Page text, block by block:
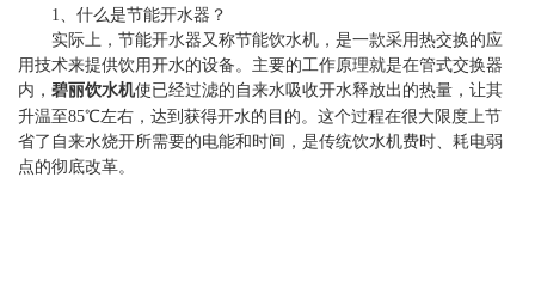
1、什么是节能开水器？
实际上，节能开水器又称节能饮水机，是一款采用热交换的应
用技术来提供饮用开水的设备。主要的工作原理就是在管式交换器
内， 碧丽饮水机使已经过滤的自来水吸收开水释放出的热量，让其
升温至85℃左右，达到获得开水的目的。这个过程在很大限度上节
省了自来水烧开所需要的电能和时间，是传统饮水机费时、耗电弱
点的彻底改革。
丽